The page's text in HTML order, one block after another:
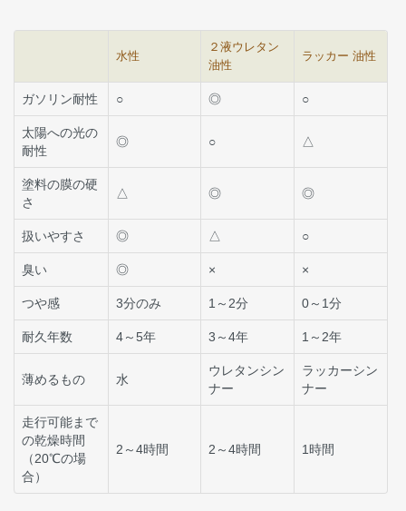
水性
２液ウレタン
油性
ラッカー 油性
ガソリン耐性 ○ ◎ ○
太陽への光の
耐性
◎ ○ △
塗料の膜の硬
さ
△ ◎ ◎
扱いやすさ ◎ △ ○
臭い ◎ × ×
つや感 3分のみ 1～2分 0～1分
耐久年数 4～5年 3～4年 1～2年
薄めるもの 水
ウレタンシン
ナー
ラッカーシン
ナー
走行可能まで
の乾燥時間
（20℃の場
合）
2～4時間 2～4時間 1時間